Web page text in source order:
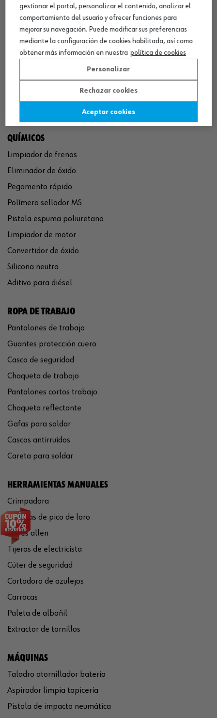
¡SÍGUENOS!
QUÍMICOS
Limpiador de frenos
Eliminador de óxido
Pegamento rápido
Polímero sellador MS
Pistola espuma poliuretano
Limpiador de motor
Convertidor de óxido
Silicona neutra
Aditivo para diésel
ROPA DE TRABAJO
Pantalones de trabajo
Guantes protección cuero
Casco de seguridad
Chaqueta de trabajo
Pantalones cortos trabajo
Chaqueta reflectante
Gafas para soldar
Cascos antirruidos
Careta para soldar
HERRAMIENTAS MANUALES
Crimpadora
Tenazas de pico de loro
Llaves allen
Tijeras de electricista
Cúter de seguridad
Cortadora de azulejos
Carracas
Paleta de albañil
Extractor de tornillos
MÁQUINAS
Taladro atornillador batería
Aspirador limpia tapicería
Pistola de impacto neumática
gestionar el portal, personalizar el contenido, analizar el
comportamiento del usuario y ofrecer funciones para
mejorar su navegación. Puede modificar sus preferencias
mediante la configuración de cookies habilitada, así como
obtener más información en nuestra política de cookies
Personalizar
Rechazar cookies
Aceptar cookies